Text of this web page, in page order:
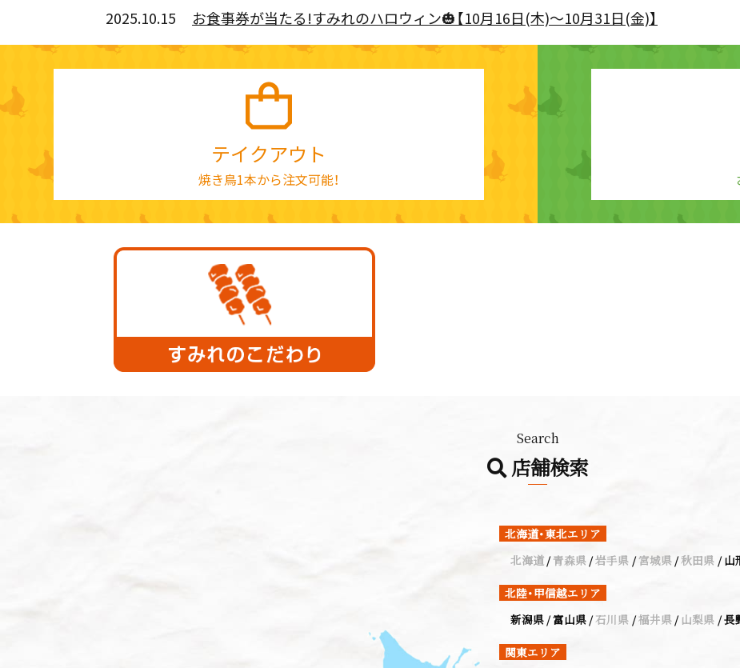
2025.10.15 お食事券が当たる!すみれのハロウィン🎃【10月16日(木)～10月31日(金)】
テイクアウト
焼き鳥1本から注文可能！
Search
店舗検索
北海道・東北エリア
北海道 青森県 岩手県 宮城県 秋田県 山
北陸・甲信越エリア
新潟県 富山県 石川県 福井県 山梨県 長
関東エリア